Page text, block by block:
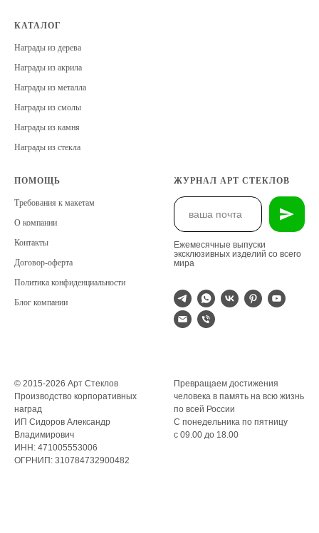
КАТАЛОГ
Награды из дерева
Награды из акрила
Награды из металла
Награды из смолы
Награды из камня
Награды из стекла
ПОМОЩЬ
Требования к макетам
О компании
Контакты
Договор-оферта
Политика конфиденциальности
Блог компании
ЖУРНАЛ АРТ СТЕКЛОВ
Ежемесячные выпуски
эксклюзивных изделий со всего
мира
© 2015-2026 Арт Стеклов
Производство корпоративных
наград
ИП Сидоров Александр
Владимирович
ИНН: 471005553006
ОГРНИП: 310784732900482
Превращаем достижения
человека в память на всю жизнь
по всей России
С понедельника по пятницу
с 09.00 до 18.00